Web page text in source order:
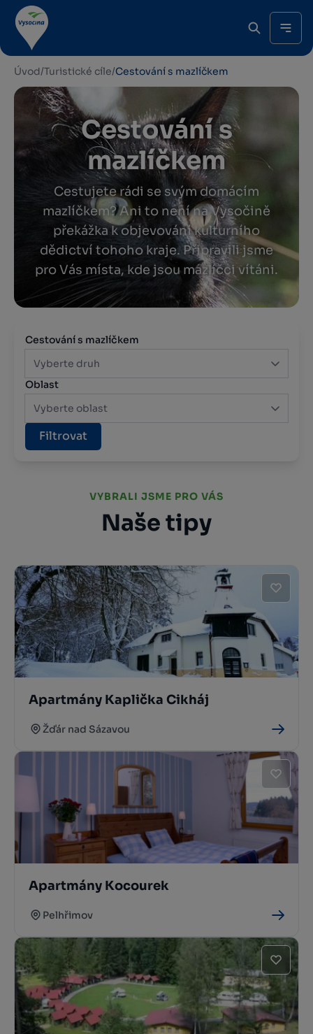
Úvod/Turistické cíle/Cestování s mazlíčkem
Cestování s
mazlíčkem
Cestujete rádi se svým domácím
mazlíčkem? Ani to není na Vysočině
překážka k objevování kulturního
dědictví tohoho kraje. Připravili jsme
pro Vás místa, kde jsou mazlíčci vítáni.
Cestování s mazlíčkem
Vyberte druh
Oblast
Vyberte oblast
Filtrovat
VYBRALI JSME PRO VÁS
Naše tipy
Apartmány Kaplička Cikháj
Žďár nad Sázavou
Apartmány Kocourek
Pelhřimov